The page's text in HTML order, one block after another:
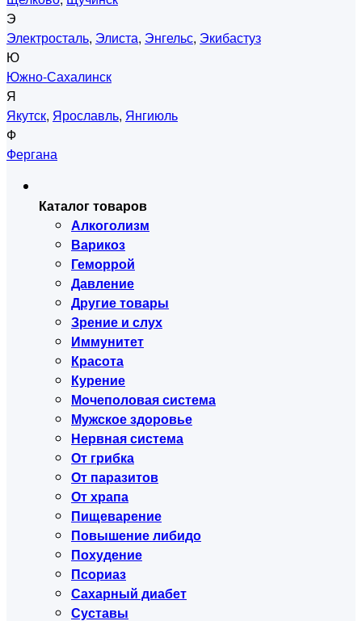
Э
Электросталь, Элиста, Энгельс, Экибастуз
Ю
Южно-Сахалинск
Я
Якутск, Ярославль, Янгиюль
Ф
Фергана
Каталог товаров
Алкоголизм
Варикоз
Геморрой
Давление
Другие товары
Зрение и слух
Иммунитет
Красота
Курение
Мочеполовая система
Мужское здоровье
Нервная система
От грибка
От паразитов
От храпа
Пищеварение
Повышение либидо
Похудение
Псориаз
Сахарный диабет
Суставы